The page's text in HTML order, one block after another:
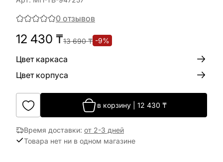
0 отзывов
12 430 ₸13 690₸ -9%
Цвет каркаса
Цвет корпуса
в корзину| 12 430 ₸
Время доставки: от 2-3 дней
Товара нет ни в одном магазине